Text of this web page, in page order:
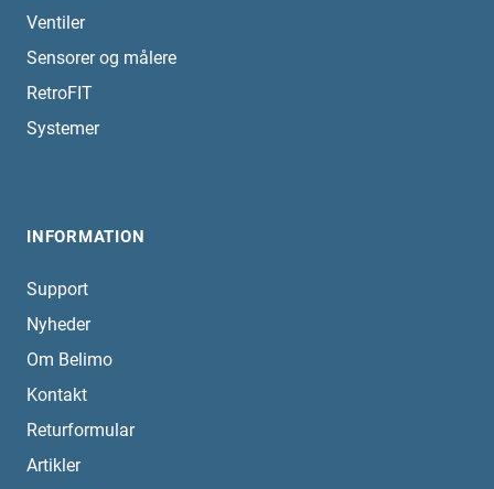
Ventiler
Sensorer og målere
RetroFIT
Systemer
INFORMATION
Support
Nyheder
Om Belimo
Kontakt
Returformular
Artikler